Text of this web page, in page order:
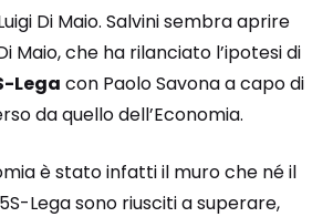
Di Maio. Salvini sembra aprire
Maio, che ha rilanciato l’ipotesi di
Lega con Paolo Savona a capo di
da quello dell’Economia.
è stato infatti il muro che né il
Lega sono riusciti a superare,